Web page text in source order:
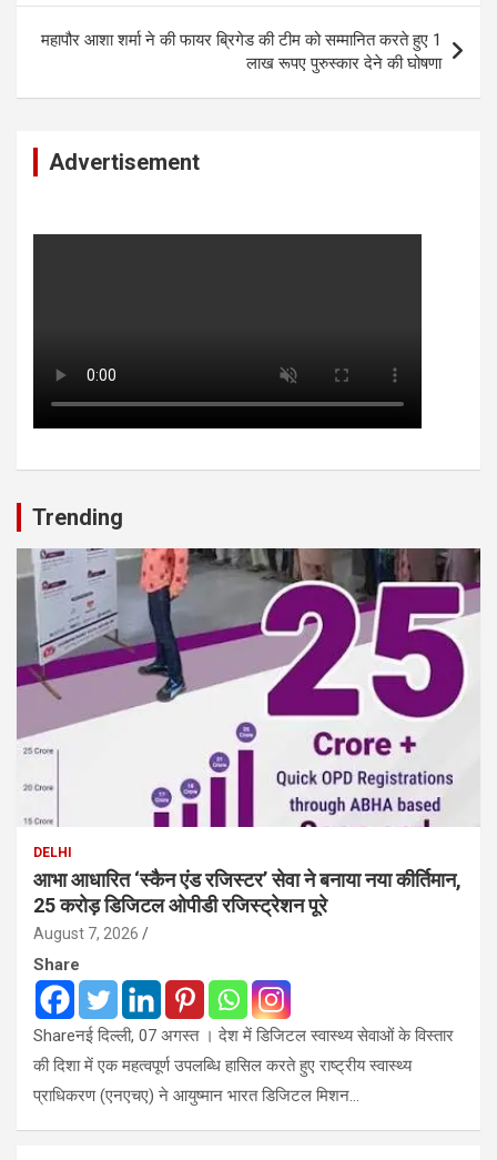
महापौर आशा शर्मा ने की फायर ब्रिगेड की टीम को सम्मानित करते हुए 1
लाख रूपए पुरुस्कार देने की घोषणा
Advertisement
Trending
DELHI
आभा आधारित ‘स्कैन एंड रजिस्टर’ सेवा ने बनाया नया कीर्तिमान,
25 करोड़ डिजिटल ओपीडी रजिस्ट्रेशन पूरे
August 7, 2026
Share
Shareनई दिल्ली, 07 अगस्त । देश में डिजिटल स्वास्थ्य सेवाओं के विस्तार
की दिशा में एक महत्वपूर्ण उपलब्धि हासिल करते हुए राष्ट्रीय स्वास्थ्य
प्राधिकरण (एनएचए) ने आयुष्मान भारत डिजिटल मिशन…